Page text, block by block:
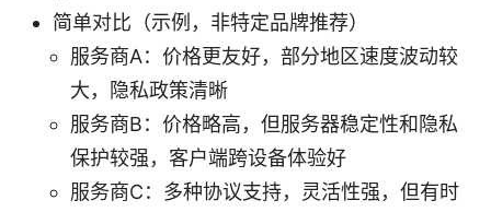
简单对比（示例，非特定品牌推荐）
服务商A：价格更友好，部分地区速度波动较
大，隐私政策清晰
服务商B：价格略高，但服务器稳定性和隐私
保护较强，客户端跨设备体验好
服务商C：多种协议支持，灵活性强，但有时